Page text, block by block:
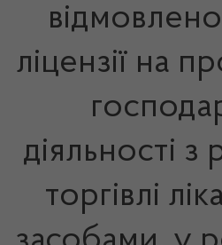
ліцензії на
діяльності з
торгівлі